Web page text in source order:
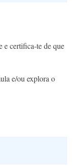
e certifica-te de que
e/ou explora o